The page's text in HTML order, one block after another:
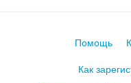
Помощь
Как